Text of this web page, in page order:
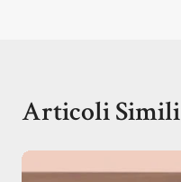
Articoli Simili